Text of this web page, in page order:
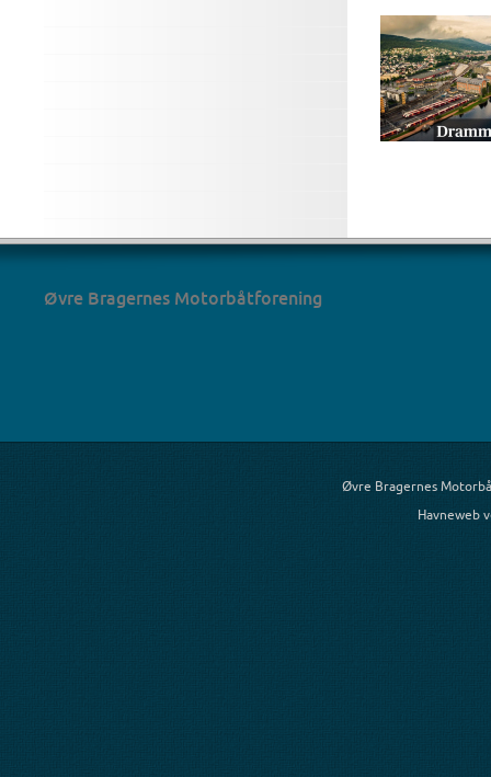
Øvre Bragernes Motorbåtforening
Øvre Bragernes
Havneweb